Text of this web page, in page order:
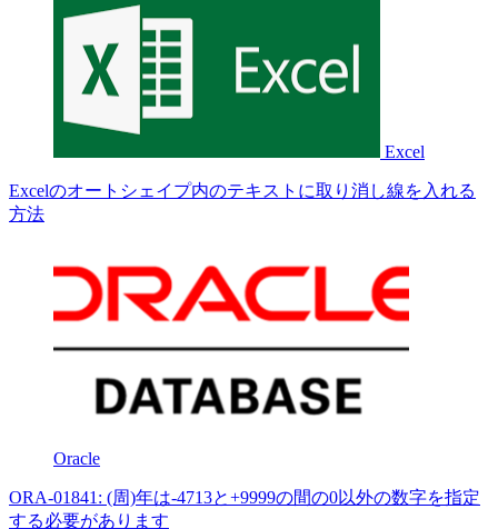
Excel
Excelのオートシェイプ内のテキストに取り消し線を入れる
方法
Oracle
ORA-01841: (周)年は-4713と+9999の間の0以外の数字を指定
する必要があります